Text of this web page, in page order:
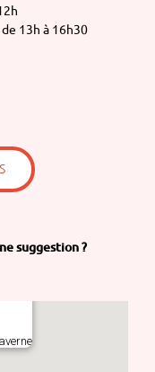
13h à 16h30
suggestion ?